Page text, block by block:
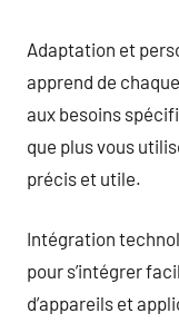
Adaptation et
apprend de
aux besoins
que plus vous
précis et utile.
Intégration
pour s’intégrer
d’appareils et